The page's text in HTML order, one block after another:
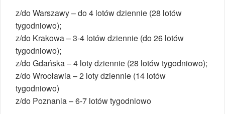
z/do Warszawy – do 4 lotów dziennie (28 lotów
tygodniowo);
z/do Krakowa – 3-4 lotów dziennie (do 26 lotów
tygodniowo);
z/do Gdańska – 4 loty dziennie (28 lotów tygodniowo);
z/do Wrocławia – 2 loty dziennie (14 lotów
tygodniowo)
z/do Poznania – 6-7 lotów tygodniowo